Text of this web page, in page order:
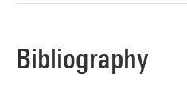
Bibliography